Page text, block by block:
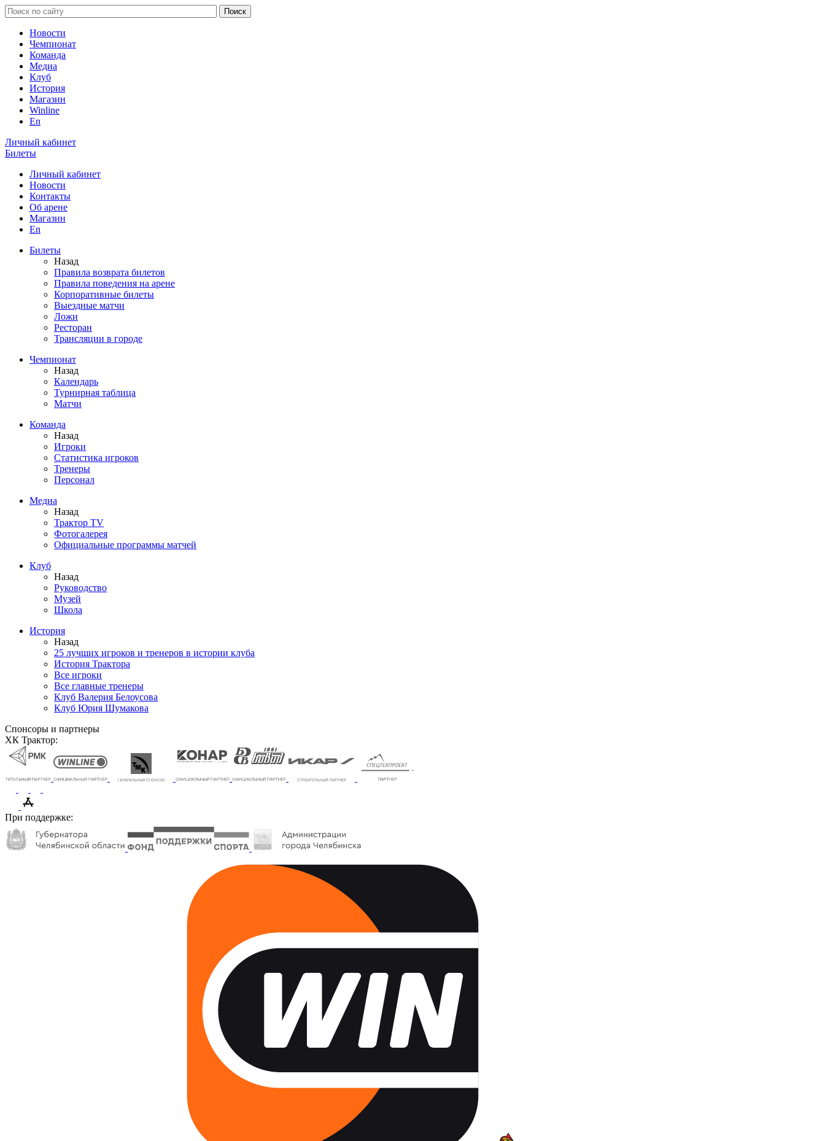
Новости
Чемпионат
Команда
Медиа
Клуб
История
Магазин
Winline
En
Личный кабинет
Билеты
Личный кабинет
Новости
Контакты
Об арене
Магазин
En
Билеты
Назад
Правила возврата билетов
Правила поведения на арене
Корпоративные билеты
Выездные матчи
Ложи
Ресторан
Трансляции в городе
Чемпионат
Назад
Календарь
Турнирная таблица
Матчи
Команда
Назад
Игроки
Статистика игроков
Тренеры
Персонал
Медиа
Назад
Трактор TV
Фотогалерея
Официальные программы матчей
Клуб
Назад
Руководство
Музей
Школа
История
Назад
25 лучших игроков и тренеров в истории клуба
История Трактора
Все игроки
Все главные тренеры
Клуб Валерия Белоусова
Клуб Юрия Шумакова
Спонсоры и партнеры
ХК Трактор:
При поддержке: